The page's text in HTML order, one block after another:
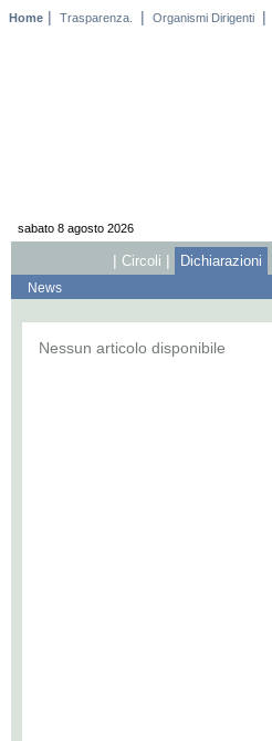
Home | Trasparenza. | Organismi Dirigenti |
sabato 8 agosto 2026
| Circoli | Dichiarazioni
News
Nessun articolo disponibile